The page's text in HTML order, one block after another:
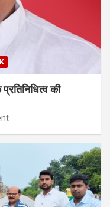
की